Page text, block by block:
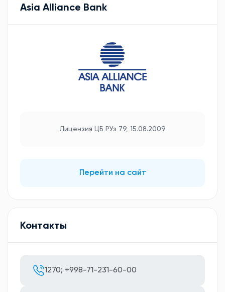
Asia Alliance Bank
Лицензия ЦБ РУз 79, 15.08.2009
Перейти на сайт
Контакты
1270; +998-71-231-60-00